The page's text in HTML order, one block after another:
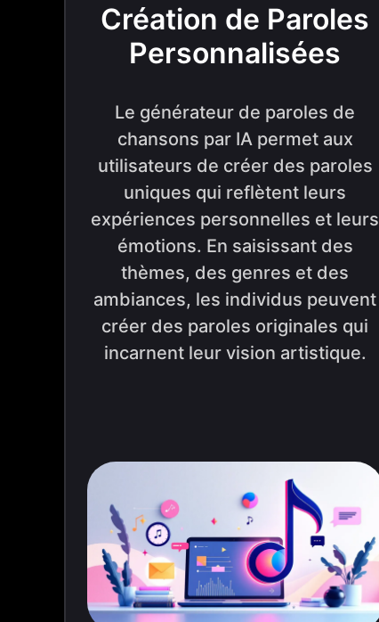
Création de Paroles
Personnalisées
Le générateur de paroles de
chansons par IA permet aux
utilisateurs de créer des paroles
uniques qui reflètent leurs
expériences personnelles et leurs
émotions. En saisissant des
thèmes, des genres et des
ambiances, les individus peuvent
créer des paroles originales qui
incarnent leur vision artistique.